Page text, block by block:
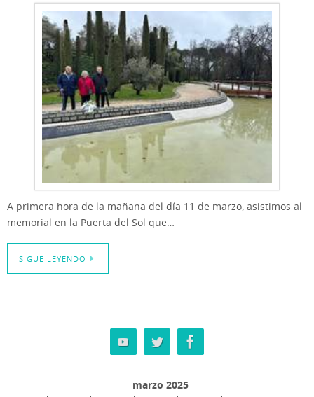
A primera hora de la mañana del día 11 de marzo, asistimos al
memorial en la Puerta del Sol que…
SIGUE LEYENDO
marzo 2025